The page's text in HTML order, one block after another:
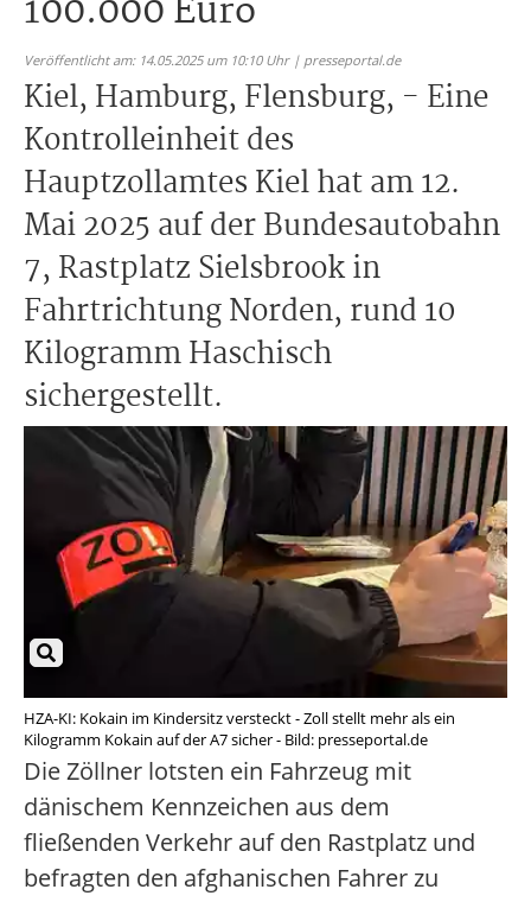
100.000 Euro
Veröffentlicht am: 14.05.2025 um 10:10 Uhr | presseportal.de
Kiel, Hamburg, Flensburg, - Eine
Kontrolleinheit des
Hauptzollamtes Kiel hat am 12.
Mai 2025 auf der Bundesautobahn
7, Rastplatz Sielsbrook in
Fahrtrichtung Norden, rund 10
Kilogramm Haschisch
sichergestellt.
HZA-KI: Kokain im Kindersitz versteckt - Zoll stellt mehr als ein
Kilogramm Kokain auf der A7 sicher - Bild: presseportal.de
Die Zöllner lotsten ein Fahrzeug mit
dänischem Kennzeichen aus dem
fließenden Verkehr auf den Rastplatz und
befragten den afghanischen Fahrer zu